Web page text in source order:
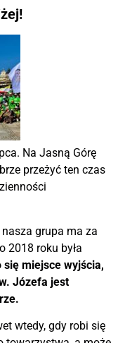
Na Jasną Górę
przeżyć ten czas
grupa ma za
2018 roku była
się miejsce wyjścia,
Józefa jest
wtedy, gdy robi się